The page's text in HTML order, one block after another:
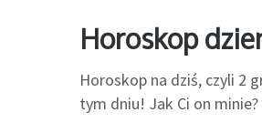
Horoskop
Horoskop na dziś, czyli 2
tym dniu! Jak Ci on minie?